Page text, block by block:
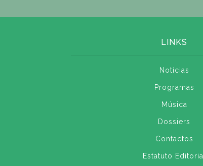
LINKS
Notícias
Programas
Música
Dossiers
Contactos
Estatuto Editorial